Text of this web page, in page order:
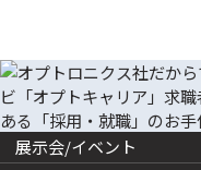
展示会/イベント